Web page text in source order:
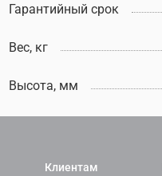
Гарантийный срок
Вес, кг
Высота, мм
Клиентам